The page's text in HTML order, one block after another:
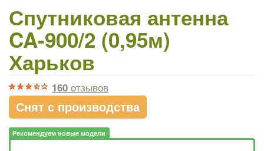
Спутниковая антенна
CA-900/2 (0,95м)
Харьков
160 отзывов
Снят с производства
Рекомендуем новые модели